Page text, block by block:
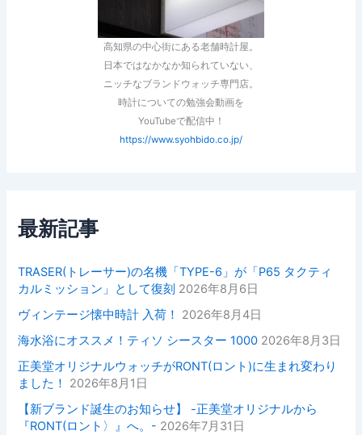
高知県の中心街にある老舗時計屋。
日本ではなかなか知られていない、
ニッチなブランドウォッチ専門店。
時計についての勉強会動画を
YouTubeで配信中！
https://www.syohbido.co.jp/
最新記事
TRASER(トレーサー)の名機「TYPE-6」が「P65 タクティ
カルミッション」として復刻 2026年8月6日
ヴィンテージ懐中時計 入荷！
2026年8月4日
海水浴にオススメ！ティソ シースター 1000 2026年8月3日
正美堂オリジナルウォッチがRONT(ロント)に生まれ変わり
ました！
2026年8月1日
【新ブランド誕生のお知らせ】 -正美堂オリジナルから
『RONT(ロント〉』へ。- 2026年7月31日